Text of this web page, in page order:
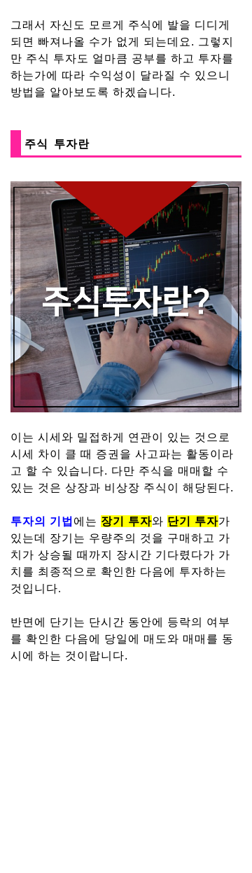
그래서 자신도 모르게 주식에 발을 디디게
되면 빠져나올 수가 없게 되는데요. 그렇지
만 주식 투자도 얼마큼 공부를 하고 투자를
하는가에 따라 수익성이 달라질 수 있으니
방법을 알아보도록 하겠습니다.
주식 투자란
이는 시세와 밀접하게 연관이 있는 것으로
시세 차이 클 때 증권을 사고파는 활동이라
고 할 수 있습니다. 다만 주식을 매매할 수
있는 것은 상장과 비상장 주식이 해당된다.
투자의 기법 에는 장기 투자와 단기 투자가
있는데 장기는 우량주의 것을 구매하고 가
치가 상승될 때까지 장시간 기다렸다가 가
치를 최종적으로 확인한 다음에 투자하는
것입니다.
반면에 단기는 단시간 동안에 등락의 여부
를 확인한 다음에 당일에 매도와 매매를 동
시에 하는 것이랍니다.